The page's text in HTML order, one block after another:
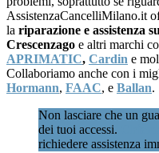
AssistenzaCancelliMilano.it
la riparazione e assistenza
Crescenzago e altri marchi
APRIMATIC, Cardin e
Collaboriamo anche con i
Hormann, FAAC, e Ballan.
Non lasciare che un
dei tuoi accessi.
richiedere assistenza